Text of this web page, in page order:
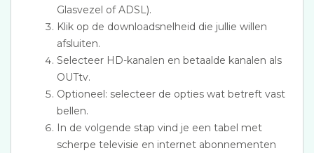
Glasvezel of ADSL).
Klik op de downloadsnelheid die jullie willen
afsluiten.
Selecteer HD-kanalen en betaalde kanalen als
OUTtv.
Optioneel: selecteer de opties wat betreft vast
bellen.
In de volgende stap vind je een tabel met
scherpe televisie en internet abonnementen